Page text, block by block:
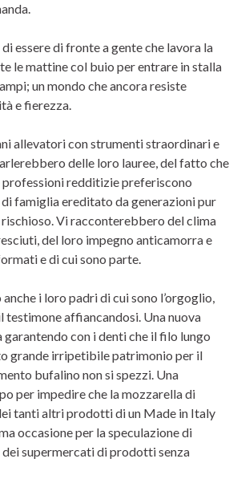
essere di fronte a gente che lavora la
le mattine col buio per entrare in stalla
un mondo che ancora resiste
e fierezza.
allevatori con strumenti straordinari e
delle loro lauree, del fatto che
professioni redditizie preferiscono
famiglia ereditato da generazioni pur
rischioso. Vi racconterebbero del clima
del loro impegno anticamorra e
e di cui sono parte.
i loro padri di cui sono l’orgoglio,
testimone affiancandosi. Una nuova
garantendo con i denti che il filo lungo
grande irripetibile patrimonio per il
bufalino non si spezzi. Una
per impedire che la mozzarella di
tanti altri prodotti di un Made in Italy
occasione per la speculazione di
supermercati di prodotti senza